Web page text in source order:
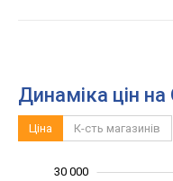
Динаміка цін
Ціна К-сть магазинів
30 000